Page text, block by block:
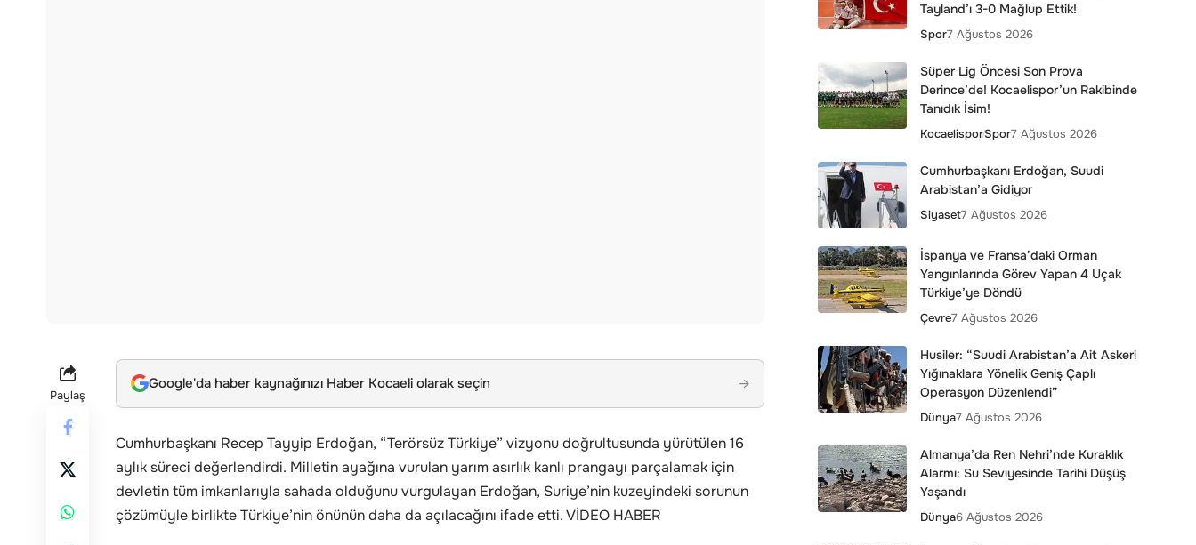
Paylaş
Google'da haber kaynağınızı Haber Kocaeli olarak seçin →
Cumhurbaşkanı Recep Tayyip Erdoğan, “Terörsüz Türkiye” vizyonu doğrultusunda yürütülen 16
aylık süreci değerlendirdi. Milletin ayağına vurulan yarım asırlık kanlı prangayı parçalamak için
devletin tüm imkanlarıyla sahada olduğunu vurgulayan Erdoğan, Suriye’nin kuzeyindeki sorunun
çözümüyle birlikte Türkiye’nin önünün daha da açılacağını ifade etti. VİDEO HABER
Tayland’ı 3-0 Mağlup Ettik!
Spor7 Ağustos 2026
Süper Lig Öncesi Son Prova
Derince’de! Kocaelispor’un Rakibinde
Tanıdık İsim!
KocaelisporSpor7 Ağustos 2026
Cumhurbaşkanı Erdoğan, Suudi
Arabistan’a Gidiyor
Siyaset7 Ağustos 2026
İspanya ve Fransa’daki Orman
Yangınlarında Görev Yapan 4 Uçak
Türkiye’ye Döndü
Çevre7 Ağustos 2026
Husiler: “Suudi Arabistan’a Ait Askeri
Yığınaklara Yönelik Geniş Çaplı
Operasyon Düzenlendi”
Dünya7 Ağustos 2026
Almanya’da Ren Nehri’nde Kuraklık
Alarmı: Su Seviyesinde Tarihi Düşüş
Yaşandı
Dünya6 Ağustos 2026